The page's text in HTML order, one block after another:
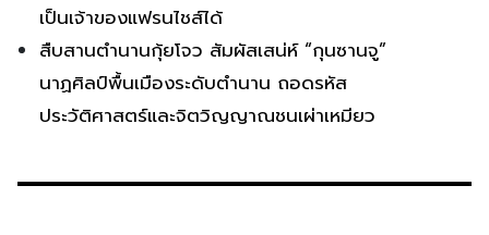
เป็นเจ้าของแฟรนไชส์ได้
สืบสานตำนานกุ้ยโจว สัมผัสเสน่ห์ “กุนซานจู”
นาฏศิลป์พื้นเมืองระดับตำนาน ถอดรหัส
ประวัติศาสตร์และจิตวิญญาณชนเผ่าเหมียว